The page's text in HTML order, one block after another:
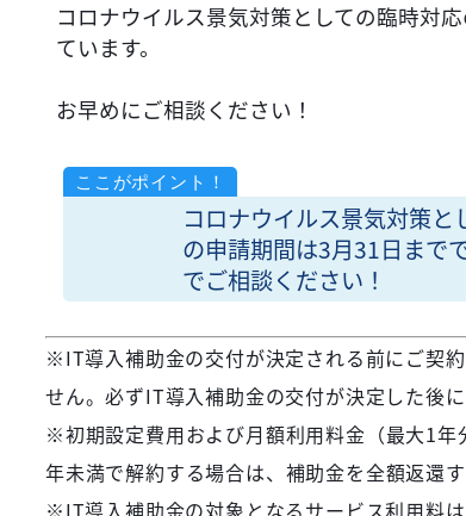
コロナウイルス景気対策としての臨時対
ています。
お早めにご相談ください！
コロナウイルス景気対策と
の申請期間は3月31日まで
でご相談ください！
※IT導入補助金の交付が決定される前にご契
せん。必ずIT導入補助金の交付が決定した後
※初期設定費用および月額利用料金（最大1
年未満で解約する場合は、補助金を全額返還
※IT導入補助金の対象となるサービス利用料